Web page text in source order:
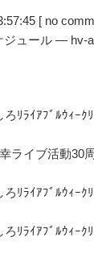
[ no
ュール — hv-
ﾘﾗｲｱﾌﾞﾙｳｨｰｸ
ライブ活動30
ﾘﾗｲｱﾌﾞﾙｳｨｰｸ
ﾘﾗｲｱﾌﾞﾙｳｨｰｸ